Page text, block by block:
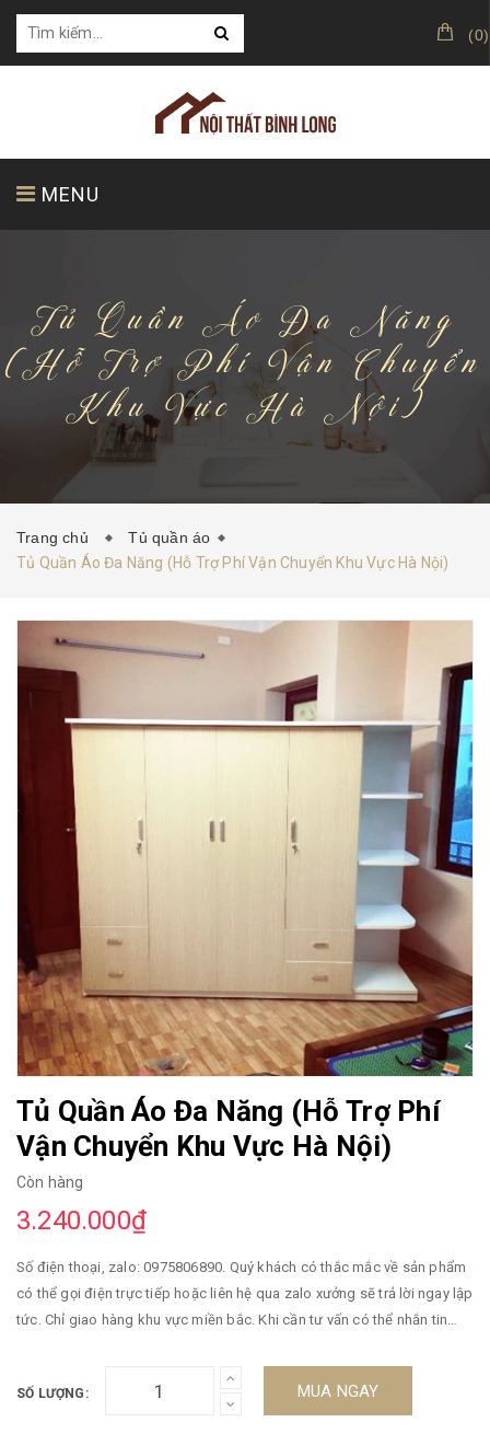
(0)
MENU
KHÁCH HÀNG CỦA CHÚNG TÔI
HƯỚNG DẪN MUA HÀNG
Tủ Quần Áo Đa Năng
(Hỗ Trợ Phí Vận Chuyển
Khu Vực Hà Nội)
Trang chủ
Tủ quần áo
Tủ Quần Áo Đa Năng (Hỗ Trợ Phí Vận Chuyển Khu Vực Hà Nội)
Tủ Quần Áo Đa Năng (Hỗ Trợ Phí
Vận Chuyển Khu Vực Hà Nội)
Còn hàng
3.240.000₫
Số điện thoại, zalo: 0975806890. Quý khách có thắc mắc về sản phẩm
có thể gọi điện trực tiếp hoặc liên hệ qua zalo xưởng sẽ trả lời ngay lập
tức. Chỉ giao hàng khu vực miền bắc. Khi cần tư vấn có thể nhắn tin
hệ qua zalo, hoặc điện thoại để được trả lời ngay lập tức. Giao hàng
trong ngày. Cam kết hàng đúng mô tả. Đa dạng mẫu mã, màu sắc, kích
SỐ LƯỢNG: MUA NGAY